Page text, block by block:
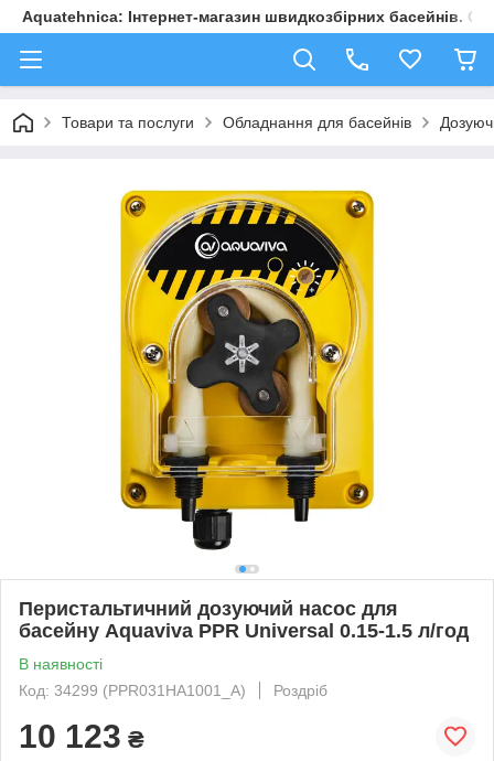
Aquatehnica: Інтернет-магазин швидкозбірних басейнів.
Товари та послуги Обладнання для басейнів
Перистальтичний дозуючий насос для
басейну Aquaviva PPR Universal 0.15-1.5 л/год
В наявності
Код: 34299 (PPR031HA1001_A)
Роздріб
10 123 ₴